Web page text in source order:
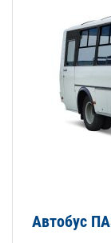
Автобус